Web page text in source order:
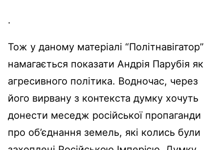
.
Тож у даному матеріалі “Політнавігатор”
намагається показати Андрія Парубія як
агресивного політика. Водночас, через
його вирвану з контекста думку хочуть
донести меседж російської пропаганди
про об’єднання земель, які колись були